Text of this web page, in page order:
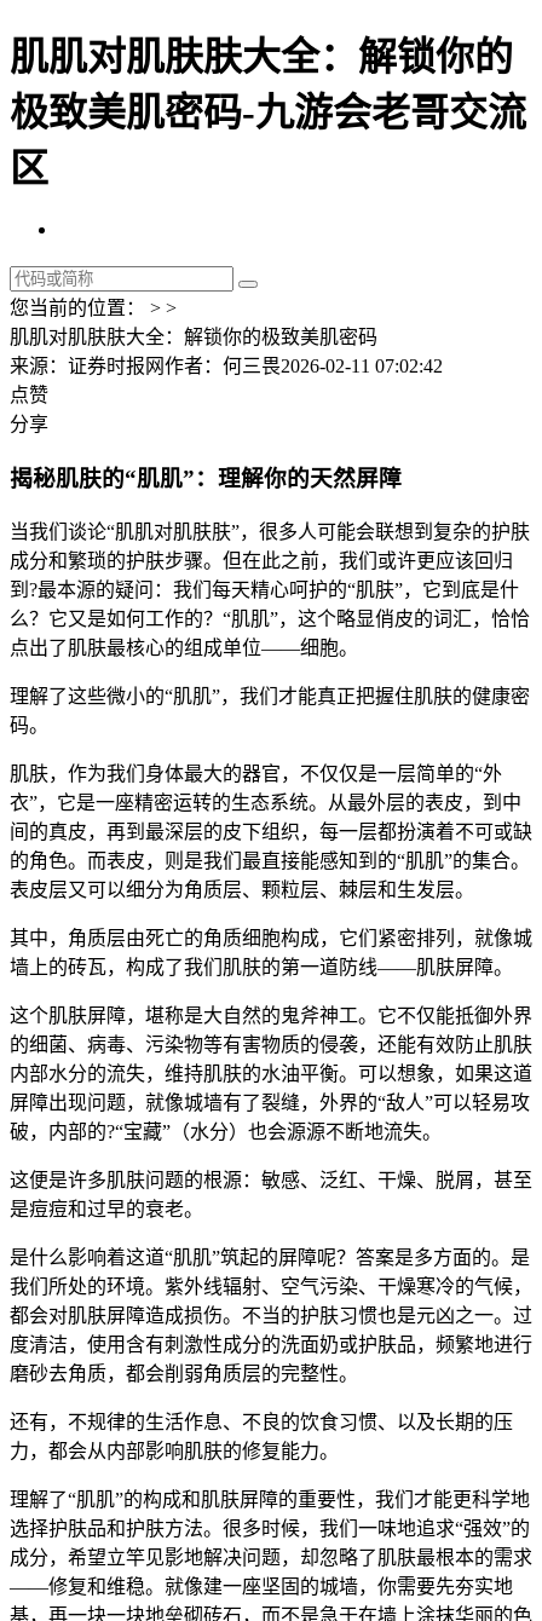
肌肌对肌肤肤大全：解锁你的
极致美肌密码-九游会老哥交流
区
您当前的位置： > >
肌肌对肌肤肤大全：解锁你的极致美肌密码
来源：证券时报网作者：何三畏2026-02-11 07:02:42
点赞
分享
揭秘肌肤的“肌肌”：理解你的天然屏障
当我们谈论“肌肌对肌肤肤”，很多人可能会联想到复杂的护肤
成分和繁琐的护肤步骤。但在此之前，我们或许更应该回归
到?最本源的疑问：我们每天精心呵护的“肌肤”，它到底是什
么？它又是如何工作的？“肌肌”，这个略显俏皮的词汇，恰恰
点出了肌肤最核心的组成单位——细胞。
理解了这些微小的“肌肌”，我们才能真正把握住肌肤的健康密
码。
肌肤，作为我们身体最大的器官，不仅仅是一层简单的“外
衣”，它是一座精密运转的生态系统。从最外层的表皮，到中
间的真皮，再到最深层的皮下组织，每一层都扮演着不可或缺
的角色。而表皮，则是我们最直接能感知到的“肌肌”的集合。
表皮层又可以细分为角质层、颗粒层、棘层和生发层。
其中，角质层由死亡的角质细胞构成，它们紧密排列，就像城
墙上的砖瓦，构成了我们肌肤的第一道防线——肌肤屏障。
这个肌肤屏障，堪称是大自然的鬼斧神工。它不仅能抵御外界
的细菌、病毒、污染物等有害物质的侵袭，还能有效防止肌肤
内部水分的流失，维持肌肤的水油平衡。可以想象，如果这道
屏障出现问题，就像城墙有了裂缝，外界的“敌人”可以轻易攻
破，内部的?“宝藏”（水分）也会源源不断地流失。
这便是许多肌肤问题的根源：敏感、泛红、干燥、脱屑，甚至
是痘痘和过早的衰老。
是什么影响着这道“肌肌”筑起的屏障呢？答案是多方面的。是
我们所处的环境。紫外线辐射、空气污染、干燥寒冷的气候，
都会对肌肤屏障造成损伤。不当的护肤习惯也是元凶之一。过
度清洁，使用含有刺激性成分的洗面奶或护肤品，频繁地进行
磨砂去角质，都会削弱角质层的完整性。
还有，不规律的生活作息、不良的饮食习惯、以及长期的压
力，都会从内部影响肌肤的修复能力。
理解了“肌肌”的构成和肌肤屏障的重要性，我们才能更科学地
选择护肤品和护肤方法。很多时候，我们一味地追求“强效”的
成分，希望立竿见影地解决问题，却忽略了肌肤最根本的需求
——修复和维稳。就像建一座坚固的城墙，你需要先夯实地
基，再一块一块地垒砌砖石，而不是急于在墙上涂抹华丽的色